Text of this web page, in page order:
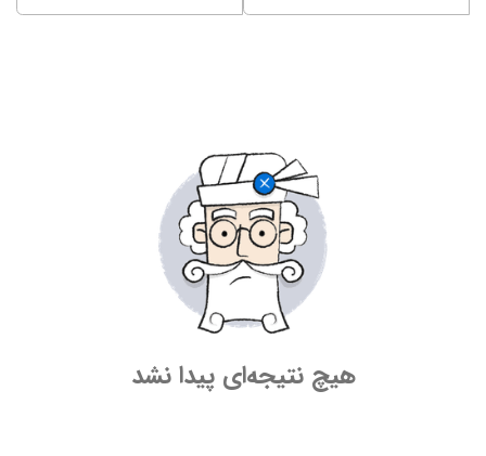
هیچ نتیجه‌ای پیدا نشد